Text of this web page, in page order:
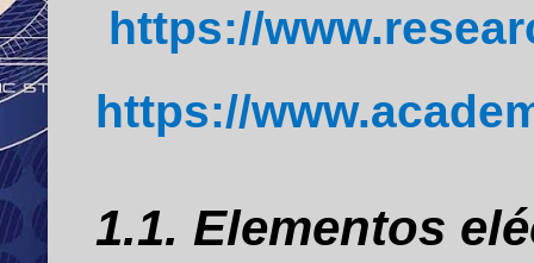
https://
https://
1.1. Elementos